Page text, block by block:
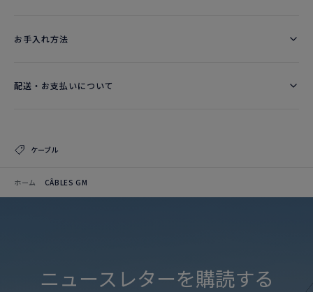
お手入れ方法
配送・お支払いについて
ケーブル
ホーム CÂBLES GM
ニュースレターを購読する